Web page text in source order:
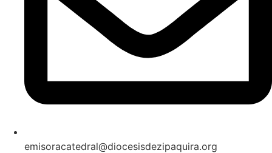
emisoracatedral@diocesisdezipaquira.org